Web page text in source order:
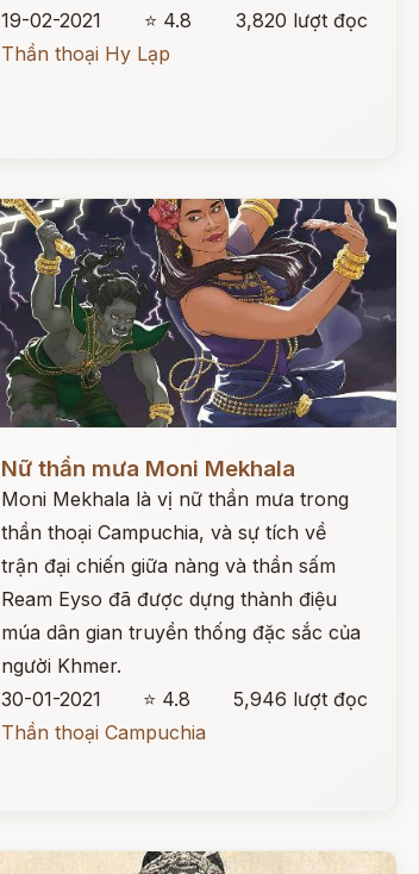
19-02-2021
⭐ 4.8
3,820 lượt đọc
Thần thoại Hy Lạp
Nữ thần mưa Moni Mekhala
Moni Mekhala là vị nữ thần mưa trong
thần thoại Campuchia, và sự tích về
trận đại chiến giữa nàng và thần sấm
Ream Eyso đã được dựng thành điệu
múa dân gian truyền thống đặc sắc của
người Khmer.
30-01-2021
⭐ 4.8
5,946 lượt đọc
Thần thoại Campuchia